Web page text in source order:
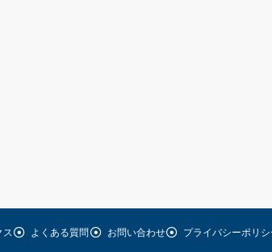
ス よくある質問 お問い合わせ プライバシーポリ